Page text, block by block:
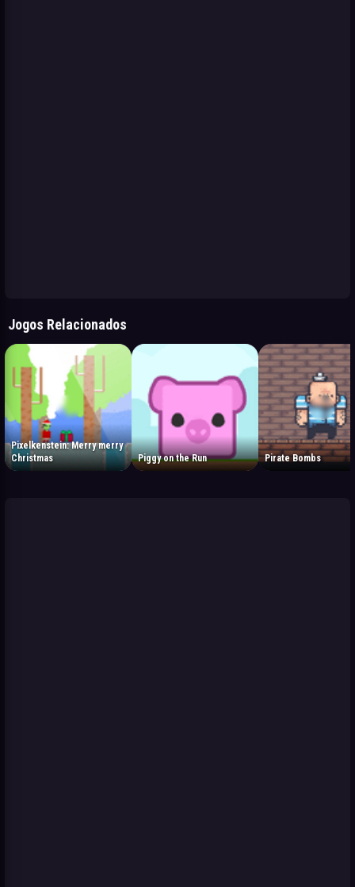
Jogos Relacionados
Pixelkenstein: Merry merry
Christmas
Piggy on the Run Pirate Bombs